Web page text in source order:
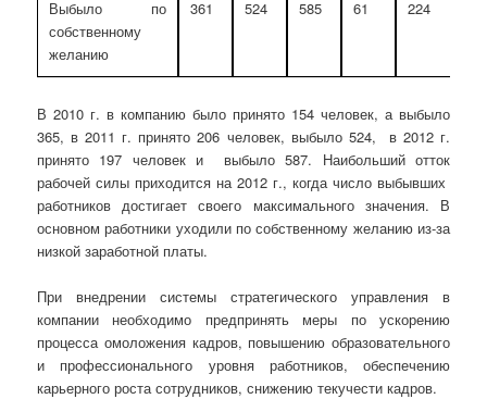
Выбыло по
собственному
желанию
361 524 585 61 224
В 2010 г. в компанию было принято 154 человек, а выбыло
365, в 2011 г. принято 206 человек, выбыло 524, в 2012 г.
принято 197 человек и выбыло 587. Наибольший отток
рабочей силы приходится на 2012 г., когда число выбывших
работников достигает своего максимального значения. В
основном работники уходили по собственному желанию из-за
низкой заработной платы.
При внедрении системы стратегического управления в
компании необходимо предпринять меры по ускорению
процесса омоложения кадров, повышению образовательного
и профессионального уровня работников, обеспечению
карьерного роста сотрудников, снижению текучести кадров.